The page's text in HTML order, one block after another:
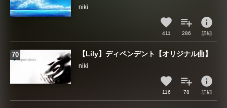
niki
411 286
info
詳細
【Lily】ディペンデント【オリジナル曲】
niki
116 78
info
詳細